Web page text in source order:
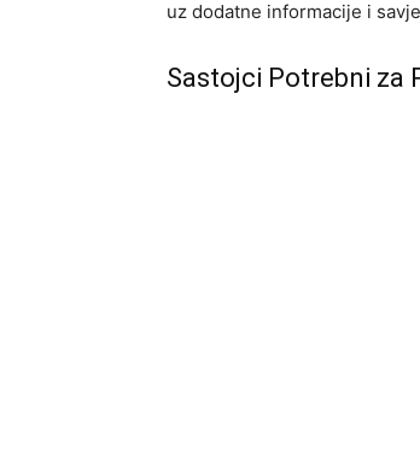
uz dodatne informacije i
Sastojci Potrebni za